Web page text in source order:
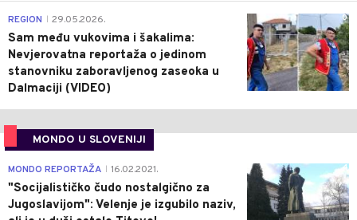
0
REGION 29.05.2026.
Sam među vukovima i šakalima:
Nevjerovatna reportaža o jedinom
stanovniku zaboravljenog zaseoka u
Dalmaciji (VIDEO)
MONDO U SLOVENIJI
4
MONDO REPORTAŽA 16.02.2021.
"Socijalističko čudo nostalgično za
Jugoslavijom": Velenje je izgubilo naziv,